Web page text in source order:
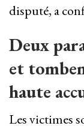
disputé, a
Deux
et
haute
Les victimes